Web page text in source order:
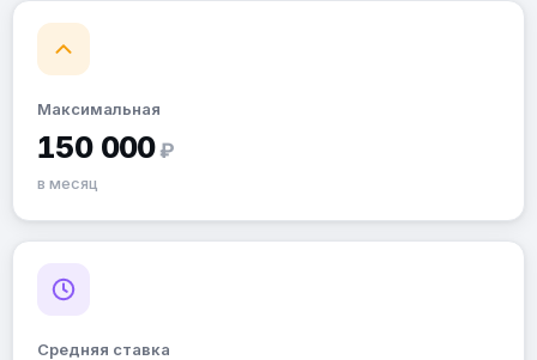
Максимальная
150 000 ₽
в месяц
Средняя ставка